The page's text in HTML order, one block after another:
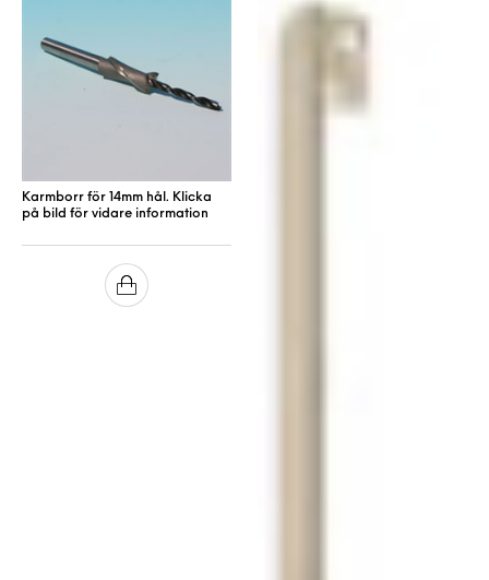
Karmborr för 14mm hål. Klicka
på bild för vidare information